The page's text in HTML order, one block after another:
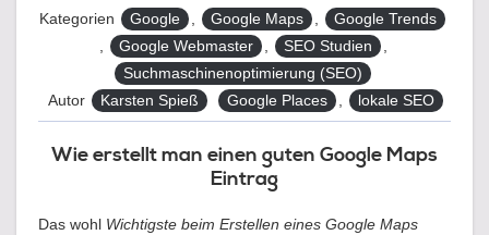
Kategorien Google Google Maps
Google Trends
Google Webmaster SEO Studien
Suchmaschinenoptimierung (SEO)
Autor
Karsten Spieß Tags
Google Places lokale SEO
Wie erstellt man einen guten Google Maps
Eintrag
Das wohl Wichtigste beim Erstellen eines Google Maps